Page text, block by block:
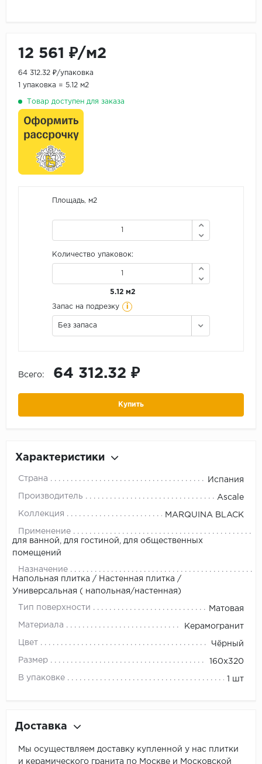
12 561 ₽/м2
64 312.32 ₽/упаковка
1 упаковка = 5.12 м2
Товар доступен для заказа
Площадь, м2
Количество упаковок:
5.12 м2
Запас на подрезку i
Без запаса
Всего: 64 312.32 ₽
Купить
Характеристики
Страна Испания
Производитель Ascale
Коллекция MARQUINA BLACK
Применение
для ванной, для гостиной, для общественных
помещений
Назначение
Напольная плитка / Настенная плитка /
Универсальная ( напольная/настенная)
Тип поверхности Матовая
Материала Керамогранит
Цвет Чёрный
Размер 160x320
В упаковке 1 шт
Доставка
Мы осуществляем доставку купленной у нас плитки
и керамического гранита по Москве и Московской